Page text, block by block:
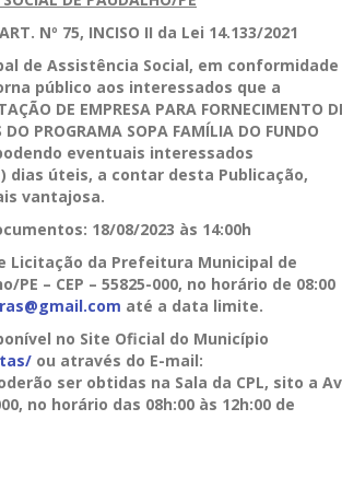
Nº 75, INCISO II da Lei 14.133/2021
de Assistência Social, em conformidade
público aos interessados que a
DE EMPRESA PARA FORNECIMENTO
DO PROGRAMA SOPA FAMÍLIA DO FUNDO
eventuais interessados
dias úteis, a contar desta Publicação,
vantajosa.
18/08/2023 às 14:00h
Licitação da Prefeitura Municipal de
– CEP – 55825-000, no horário de 08:00
até a data limite.
no Site Oficial do Município
ou através do E-mail:
ser obtidas na Sala da CPL, sito a
no horário das 08h:00 às 12h:00 de